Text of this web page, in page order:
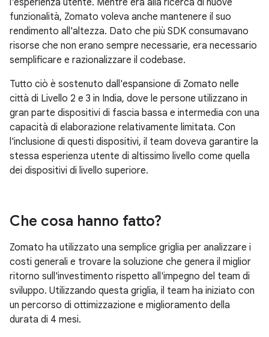
l'esperienza utente. Mentre era alla ricerca di nuove
funzionalità, Zomato voleva anche mantenere il suo
rendimento all'altezza. Dato che più SDK consumavano
risorse che non erano sempre necessarie, era necessario
semplificare e razionalizzare il codebase.
Tutto ciò è sostenuto dall'espansione di Zomato nelle
città di Livello 2 e 3 in India, dove le persone utilizzano in
gran parte dispositivi di fascia bassa e intermedia con una
capacità di elaborazione relativamente limitata. Con
l'inclusione di questi dispositivi, il team doveva garantire la
stessa esperienza utente di altissimo livello come quella
dei dispositivi di livello superiore.
Che cosa hanno fatto?
Zomato ha utilizzato una semplice griglia per analizzare i
costi generali e trovare la soluzione che genera il miglior
ritorno sull'investimento rispetto all'impegno del team di
sviluppo. Utilizzando questa griglia, il team ha iniziato con
un percorso di ottimizzazione e miglioramento della
durata di 4 mesi.